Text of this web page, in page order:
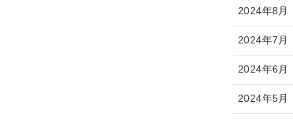
2024年8月
2024年7月
2024年6月
2024年5月